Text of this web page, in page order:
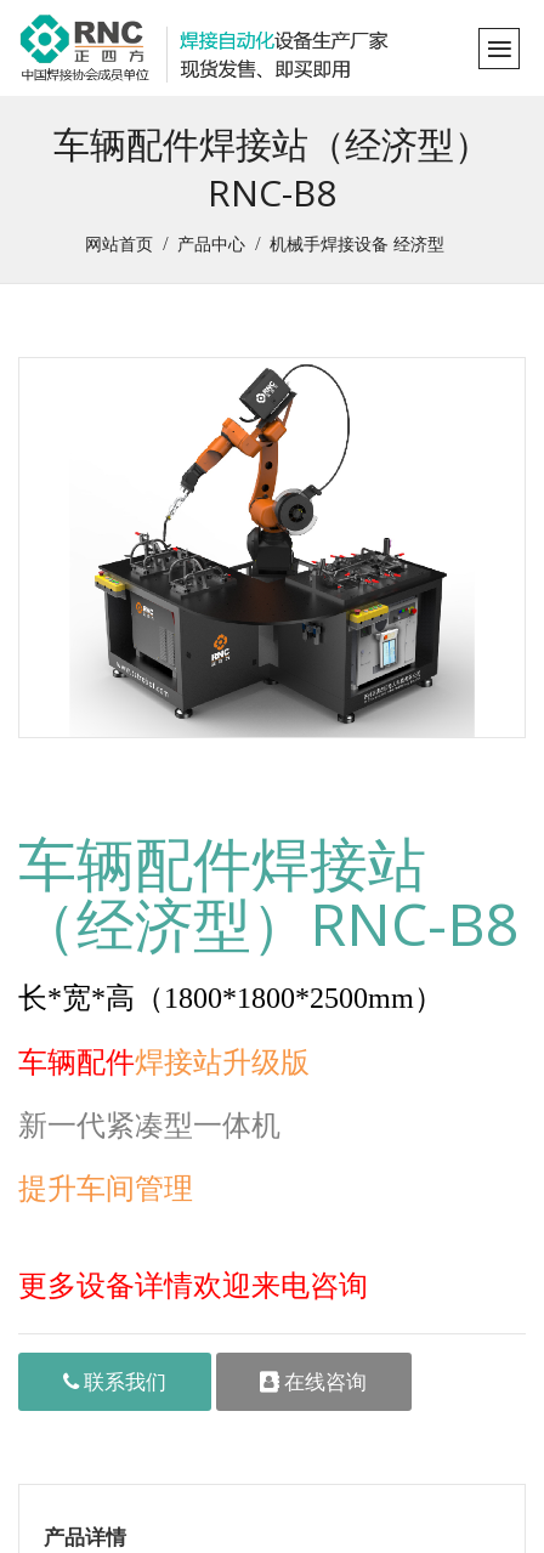
车辆配件焊接站（经济型）
RNC-B8
网站首页 产品中心 机械手焊接设备 经济型
车辆配件焊接站
（经济型）RNC-B8
长*宽*高（1800*1800*2500mm）
车辆配件焊接站升级版
新一代紧凑型一体机
提升车间管理
更多设备详情欢迎来电咨询
联系我们 在线咨询
产品详情